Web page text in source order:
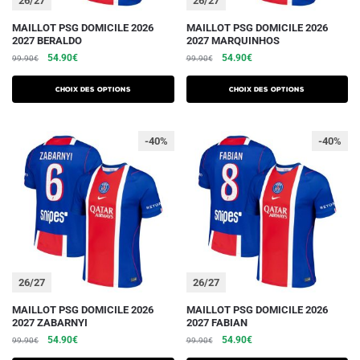
MAILLOT PSG DOMICILE 2026
2027 BERALDO
99.90€
Le
initial
était :
54.90€Le
actuel
est :
Choix des options
Ce
produit
a
plusieurs
variations.
options
peuvent
être
choisies
du
MAILLOT PSG DOMICILE 2026
2027 MARQUINHOS
99.90€
Le
initial
était :
54.90€Le
actuel
est :
Choix des options
Ce
produit
a
plusieurs
variations.
options
peuvent
être
choisies
du
26/27
-40%
MAILLOT PSG DOMICILE 2026
2027 ZABARNYI
99.90€
Le
54.90€Le
Ce
produit
a
26/27
-40%
MAILLOT PSG DOMICILE 2026
2027 FABIAN
99.90€
Le
54.90€Le
Ce
produit
a